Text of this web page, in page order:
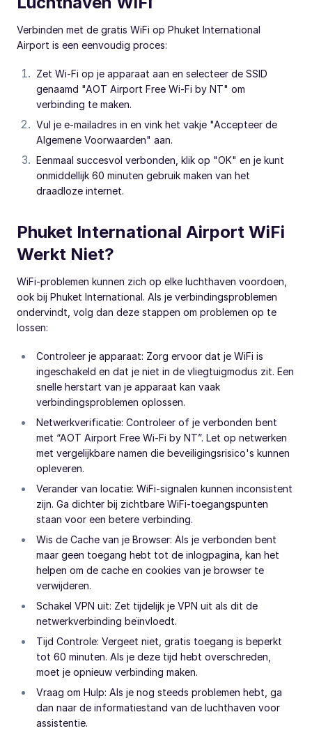
Verbinden met de gratis WiFi op Phuket International
Airport is een eenvoudig proces:
Zet Wi-Fi op je apparaat aan en selecteer de SSID
genaamd "AOT Airport Free Wi-Fi by NT" om
verbinding te maken.
Vul je e-mailadres in en vink het vakje "Accepteer de
Algemene Voorwaarden" aan.
Eenmaal succesvol verbonden, klik op "OK" en je kunt
onmiddellijk 60 minuten gebruik maken van het
draadloze internet.
Phuket International Airport WiFi
Werkt Niet?
WiFi-problemen kunnen zich op elke luchthaven voordoen,
ook bij Phuket International. Als je verbindingsproblemen
ondervindt, volg dan deze stappen om problemen op te
lossen:
Controleer je apparaat: Zorg ervoor dat je WiFi is
ingeschakeld en dat je niet in de vliegtuigmodus zit. Een
snelle herstart van je apparaat kan vaak
verbindingsproblemen oplossen.
Netwerkverificatie: Controleer of je verbonden bent
met “AOT Airport Free Wi-Fi by NT”. Let op netwerken
met vergelijkbare namen die beveiligingsrisico's kunnen
opleveren.
Verander van locatie: WiFi-signalen kunnen inconsistent
zijn. Ga dichter bij zichtbare WiFi-toegangspunten
staan voor een betere verbinding.
Wis de Cache van je Browser: Als je verbonden bent
maar geen toegang hebt tot de inlogpagina, kan het
helpen om de cache en cookies van je browser te
verwijderen.
Schakel VPN uit: Zet tijdelijk je VPN uit als dit de
netwerkverbinding beïnvloedt.
Tijd Controle: Vergeet niet, gratis toegang is beperkt
tot 60 minuten. Als je deze tijd hebt overschreden,
moet je opnieuw verbinding maken.
Vraag om Hulp: Als je nog steeds problemen hebt, ga
dan naar de informatiestand van de luchthaven voor
assistentie.